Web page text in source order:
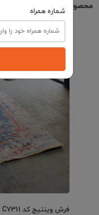
محصولات مشابه
فرش وینتیج کد C7311 زمینه تمام رنگ
شماره همراه